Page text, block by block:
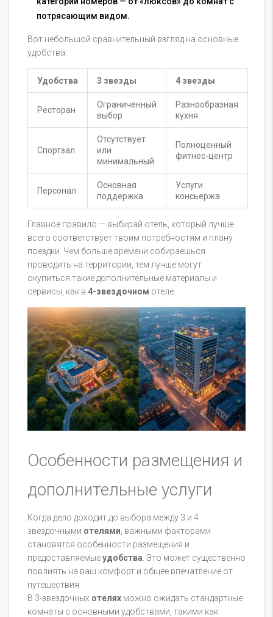
потрясающим видом.
Вот небольшой сравнительный взгляд на основные
удобства:
Удобства 3 звезды 4 звезды
Ресторан
Ограниченный
выбор
Разнообразная
кухня
Спортзал
Отсутствует
или
минимальный
Полноценный
фитнес-центр
Персонал
Основная
поддержка
Услуги
консьержа
Главное правило — выбирай отель, который лучше
всего соответствует твоим потребностям и плану
поездки. Чем больше времени собираешься
проводить на территории, тем лучше могут
окупиться такие дополнительные материалы и
сервисы, как в 4-звездочном отеле.
Особенности размещения и
дополнительные услуги
Когда дело доходит до выбора между 3 и 4
звездочными отелями , важными факторами
становятся особенности размещения и
предоставляемыеудобства . Это может существенно
повлиять на ваш комфорт и общее впечатление от
путешествия.
В 3-звездочных отелях можно ожидать стандартные
комнаты с основными удобствами, такими как